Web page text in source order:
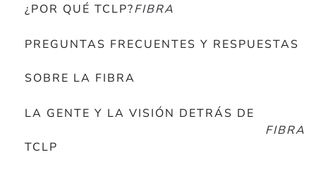
¿POR QUÉ TCLP?FIBRA
PREGUNTAS FRECUENTES Y RESPUESTAS
SOBRE LA FIBRA
LA GENTE Y LA VISIÓN DETRÁS DE
TCLP
FIBRA